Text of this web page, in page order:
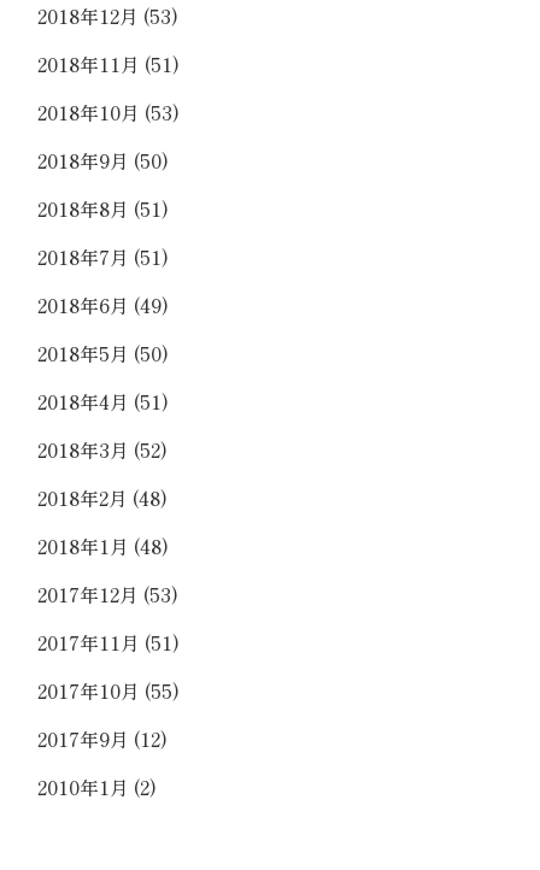
2018年12月 (53)
2018年11月 (51)
2018年10月 (53)
2018年9月 (50)
2018年8月 (51)
2018年7月 (51)
2018年6月 (49)
2018年5月 (50)
2018年4月 (51)
2018年3月 (52)
2018年2月 (48)
2018年1月 (48)
2017年12月 (53)
2017年11月 (51)
2017年10月 (55)
2017年9月 (12)
2010年1月 (2)